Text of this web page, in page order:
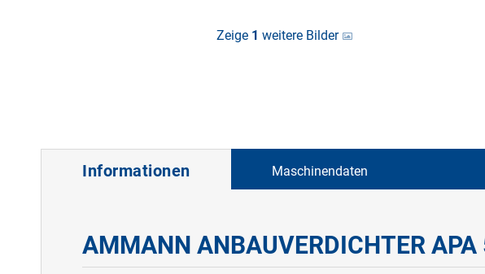
Zeige 1 weitere Bilder
Informationen Maschinendaten
AMMANN ANBAUVERDICHTER